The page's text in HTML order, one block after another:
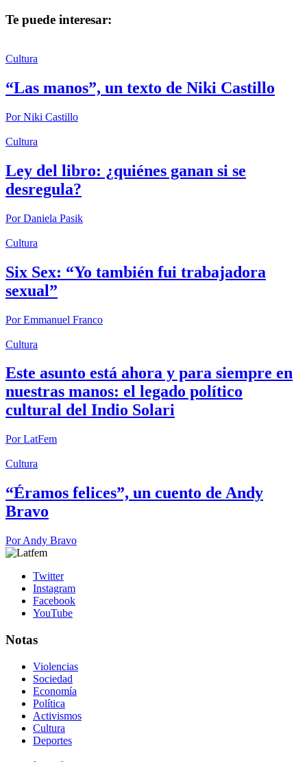
Te puede interesar:
Cultura
“Las manos”, un texto de Niki Castillo
PorNiki Castillo
Cultura
Ley del libro: ¿quiénes ganan si se
desregula?
PorDaniela Pasik
Cultura
Six Sex: “Yo también fui trabajadora
sexual”
PorEmmanuel Franco
Cultura
Este asunto está ahora y para siempre en
nuestras manos: el legado político
cultural del Indio Solari
PorLatFem
Cultura
“Éramos felices”, un cuento de Andy
Bravo
PorAndy Bravo
Twitter
Instagram
Facebook
YouTube
Notas
Violencias
Sociedad
Economía
Política
Activismos
Cultura
Deportes